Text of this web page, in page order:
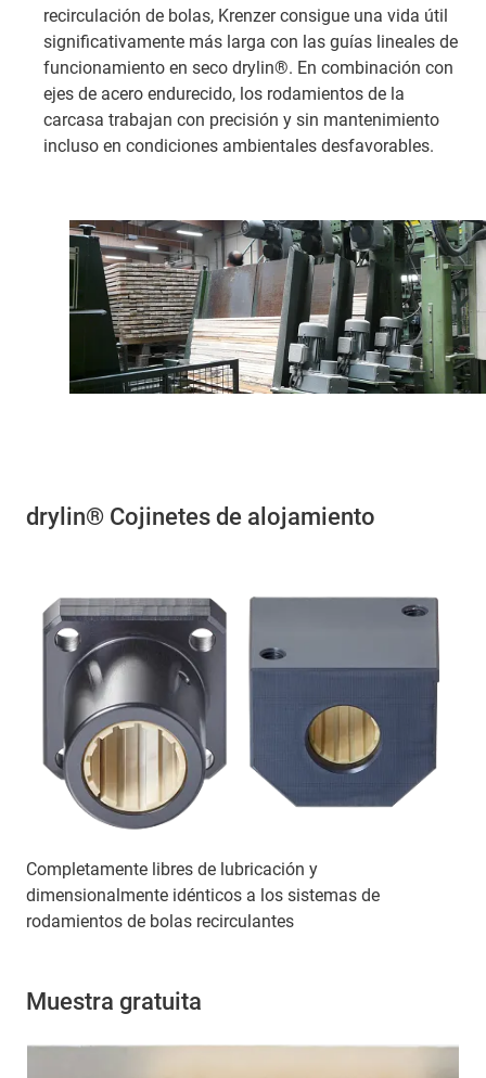
recirculación de bolas, Krenzer consigue una vida útil
significativamente más larga con las guías lineales de
funcionamiento en seco drylin®. En combinación con
ejes de acero endurecido, los rodamientos de la
carcasa trabajan con precisión y sin mantenimiento
incluso en condiciones ambientales desfavorables.
drylin® Cojinetes de alojamiento
Completamente libres de lubricación y
dimensionalmente idénticos a los sistemas de
rodamientos de bolas recirculantes
Muestra gratuita